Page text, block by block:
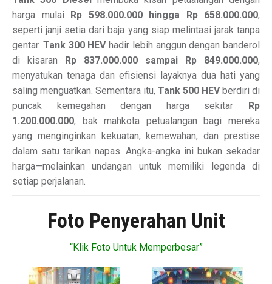
harga mulai
Rp 598.000.000 hingga Rp 658.000.000,
seperti janji setia dari baja yang siap melintasi jarak tanpa
gentar. Tank 300 HEVhadir lebih anggun dengan banderol
di kisaran
Rp 837.000.000 sampai Rp 849.000.000,
menyatukan tenaga dan efisiensi layaknya dua hati yang
saling menguatkan. Sementara itu, Tank 500 HEVberdiri di
puncak kemegahan dengan harga sekitar
Rp
1.200.000.000, bak mahkota petualangan bagi mereka
yang menginginkan kekuatan, kemewahan, dan prestise
dalam satu tarikan napas. Angka-angka ini bukan sekadar
harga—melainkan undangan untuk memiliki legenda di
setiap perjalanan.
Foto Penyerahan Unit
“Klik Foto Untuk Memperbesar”